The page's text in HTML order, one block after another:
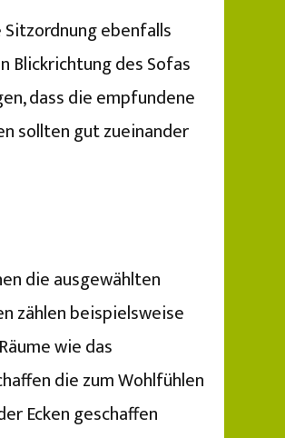
ebenfalls
Blickrichtung des Sofas
dass die empfundene
sollten gut zueinander
die ausgewählten
zählen beispielsweise
wie das
die zum Wohlfühlen
Ecken geschaffen